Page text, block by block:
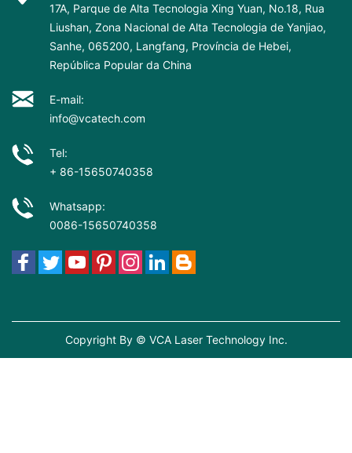
17A, Parque de Alta Tecnologia Xing Yuan, No.18, Rua
Liushan, Zona Nacional de Alta Tecnologia de Yanjiao,
Sanhe, 065200, Langfang, Província de Hebei,
República Popular da China
E-mail:
info@vcatech.com
Tel:
+ 86-15650740358
Whatsapp:
0086-15650740358
Copyright By © VCA Laser Technology Inc.